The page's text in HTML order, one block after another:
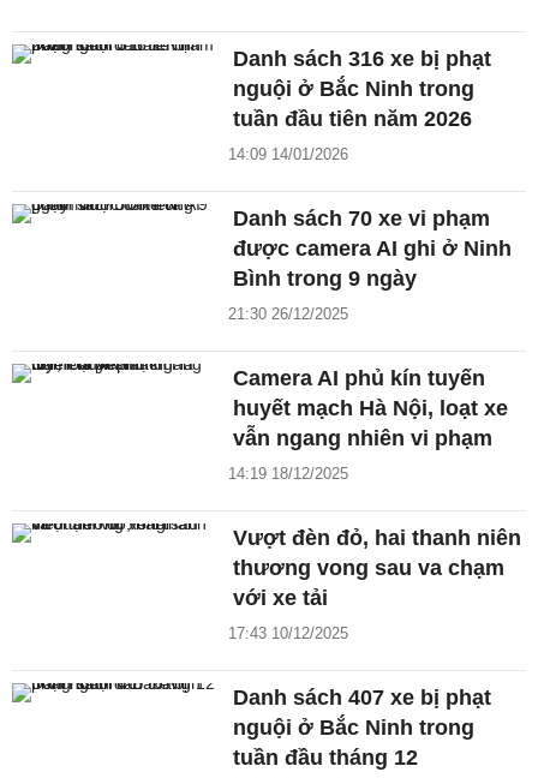
Danh sách 316 xe bị phạt
nguội ở Bắc Ninh trong
tuần đầu tiên năm 2026
14:09 14/01/2026
Danh sách 70 xe vi phạm
được camera AI ghi ở Ninh
Bình trong 9 ngày
21:30 26/12/2025
Camera AI phủ kín tuyến
huyết mạch Hà Nội, loạt xe
vẫn ngang nhiên vi phạm
14:19 18/12/2025
Vượt đèn đỏ, hai thanh niên
thương vong sau va chạm
với xe tải
17:43 10/12/2025
Danh sách 407 xe bị phạt
nguội ở Bắc Ninh trong
tuần đầu tháng 12